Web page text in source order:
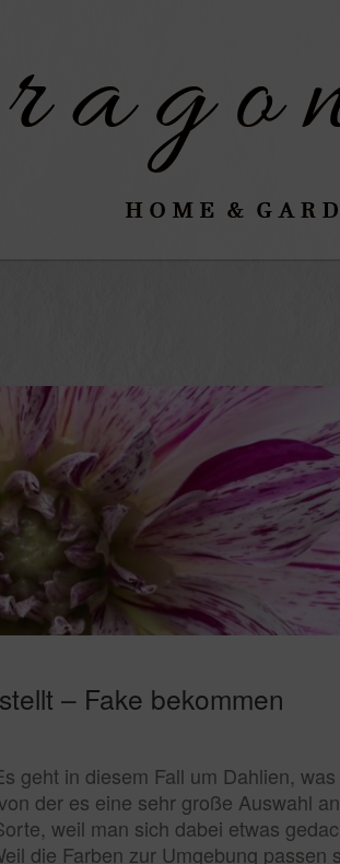
– Fake bekommen
geht in diesem Fall um Dahlien,
der es eine sehr große Auswahl
weil man sich dabei etwas
die Farben zur Umgebung passen